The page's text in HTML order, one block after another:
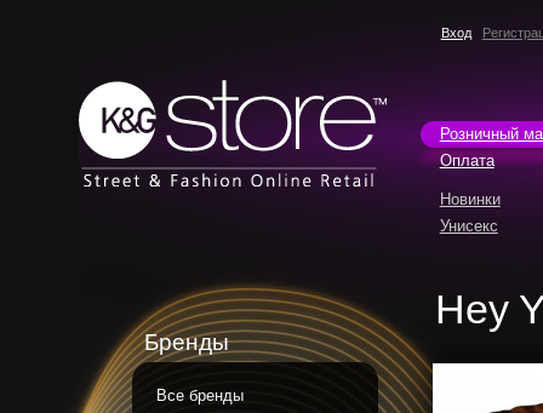
Вход
Розничный
Оплата
Новинки
Унисекс
Hey
Бренды
Все бренды